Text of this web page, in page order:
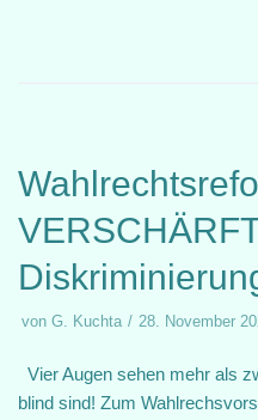
von G. Kuchta 28. November
Vier Augen sehen mehr als
blind sind! Zum